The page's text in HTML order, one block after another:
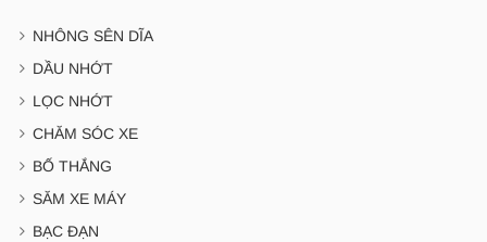
NHÔNG SÊN DĨA
DẦU NHỚT
LỌC NHỚT
CHĂM SÓC XE
BỐ THẮNG
SĂM XE MÁY
BẠC ĐẠN